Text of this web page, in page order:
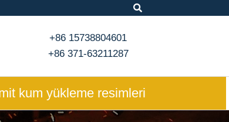
+86 15738804601
+86 371-63211287
kum yükleme resimleri